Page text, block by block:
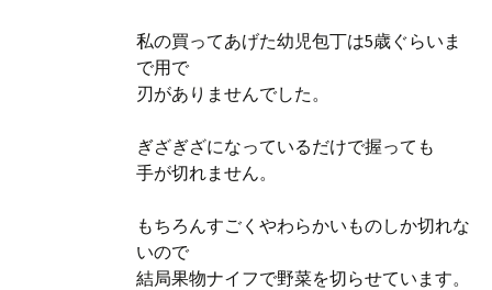
私の買ってあげた幼児包丁は5歳ぐらいま
で用で
刃がありませんでした。
ぎざぎざになっているだけで握っても
手が切れません。
もちろんすごくやわらかいものしか切れな
いので
結局果物ナイフで野菜を切らせています。